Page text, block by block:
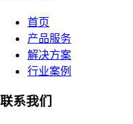
首页
产品服务
解决方案
行业案例
联系我们